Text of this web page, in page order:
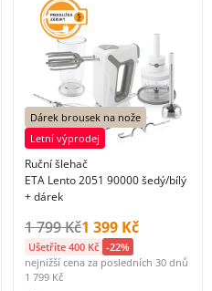
Dárek brousek na nože
Letní výprodej
Ruční šlehač
ETA Lento 2051 90000 šedý/bílý
+ dárek
Původní cena s DPH:
1 799 KčCena s DPH:
1 399 Kč
Ušetříte 400 Kč -22%
nejnižší cena za posledních 30 dnů
1 799 Kč